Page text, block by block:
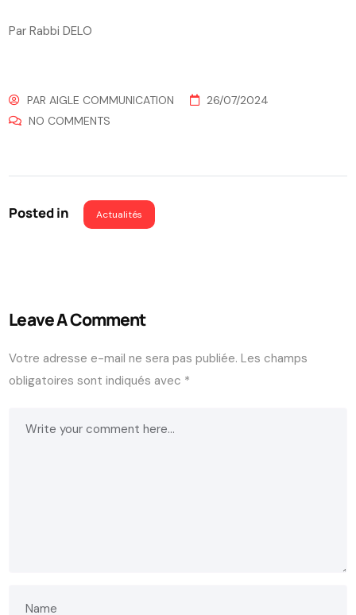
Par Rabbi DELO
PARAIGLE COMMUNICATION
26/07/2024
NO COMMENTS
Posted in Actualités
Leave A Comment
Votre adresse e-mail ne sera pas publiée. Les champs
obligatoires sont indiqués avec *